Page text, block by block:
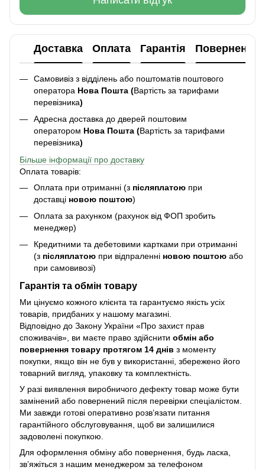
Доставка Оплата Гарантія Повернення
Самовивіз з відділень або поштоматів поштового
оператора Нова Пошта (Вартість за тарифами
перевізника)
Адресна доставка до дверей поштовим
оператором Нова Пошта (Вартість за тарифами
перевізника)
Більше інформації про доставку
Оплата товарів:
Оплата при отриманні (з післяплатою при
доставці новою поштою)
Оплата за рахунком (рахунок від ФОП зробить
менеджер)
Кредитними та дебетовими картками при отриманні
(з післяплатою при відпраленні новою поштою або
при самовивозі)
Гарантія та обмін товару
Ми цінуємо кожного клієнта та гарантуємо якість усіх
товарів, придбаних у нашому магазині.
Відповідно до Закону України «Про захист прав
споживачів», ви маєте право здійснити обмін або
повернення товару протягом 14 днів з моменту
покупки, якщо він не був у використанні, збережено його
товарний вигляд, упаковку та комплектність.
У разі виявлення виробничого дефекту товар може бути
замінений або повернений після перевірки спеціалістом.
Ми завжди готові оперативно розв’язати питання
гарантійного обслуговування, щоб ви залишилися
задоволені покупкою.
Для оформлення обміну або повернення, будь ласка,
зв’яжіться з нашим менеджером за телефоном